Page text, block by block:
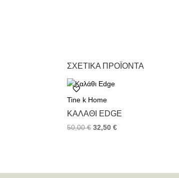
ΣΧΕΤΙΚΆ ΠΡΟΪΌΝΤΑ
Tine k Home
ΚΑΛΆΘΙ EDGE
50,00€ 32,50€